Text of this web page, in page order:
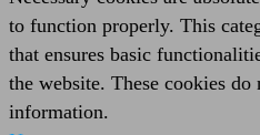
to function properly. This
that ensures basic
the website. These cookies do
information.